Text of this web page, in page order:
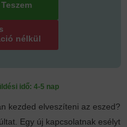
kezded elveszíteni az eszed?
Egy új kapcsolatnak esélyt
idő: 4-5 nap
nélkül